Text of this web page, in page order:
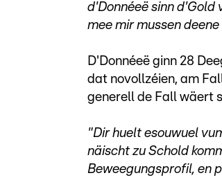
d'Donnéeë sinn d'Gold
mee mir mussen
D'Donnéeë ginn 28
dat novollzéien, am
generell de Fall wäert
"Dir huelt esouwuel
näischt zu Schold
Beweegungsprofil, en